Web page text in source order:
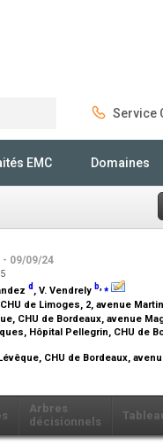
Service
EMC Domaines
- 09/09/24
d , V. Vendrely b,⁎
de Limoges, 2, avenue
CHU de Bordeaux, avenue
Hôpital Pellegrin, CHU de
CHU de Bordeaux,
Arbres
décisionnels